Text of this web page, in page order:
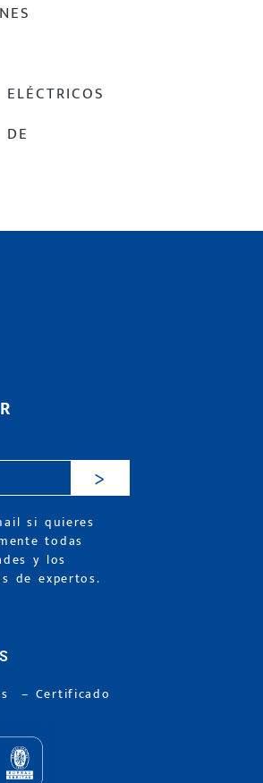
>
si quieres
todas
y los
de expertos.
– Certificado